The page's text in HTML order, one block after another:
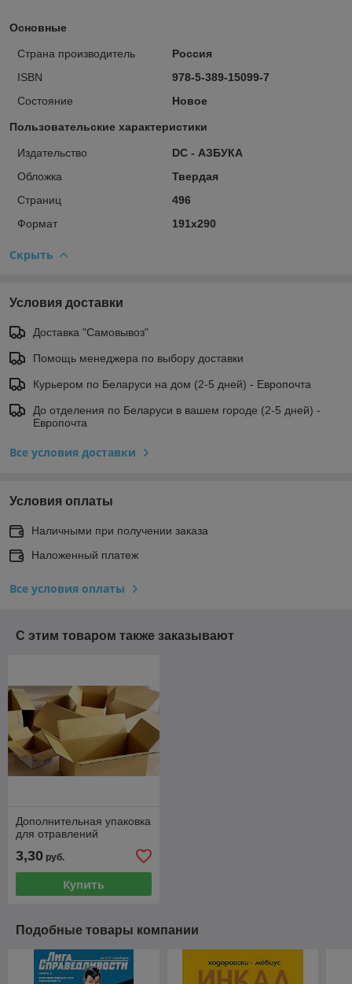
Основные
Страна производитель
Россия
ISBN
978-5-389-15099-7
Состояние
Новое
Пользовательские характеристики
Издательство
DC - АЗБУКА
Обложка
Твердая
Страниц
496
Формат
191х290
Скрыть
Условия доставки
Доставка "Самовывоз"
Помощь менеджера по выбору доставки
Курьером по Беларуси на дом (2-5 дней) - Европочта
До отделения по Беларуси в вашем городе (2-5 дней) -
Европочта
Все условия доставки
Условия оплаты
Наличными при получении заказа
Наложенный платеж
Все условия оплаты
С этим товаром также заказывают
Дополнительная упаковка
для отравлений
3,30 руб.
Купить
Подобные товары компании